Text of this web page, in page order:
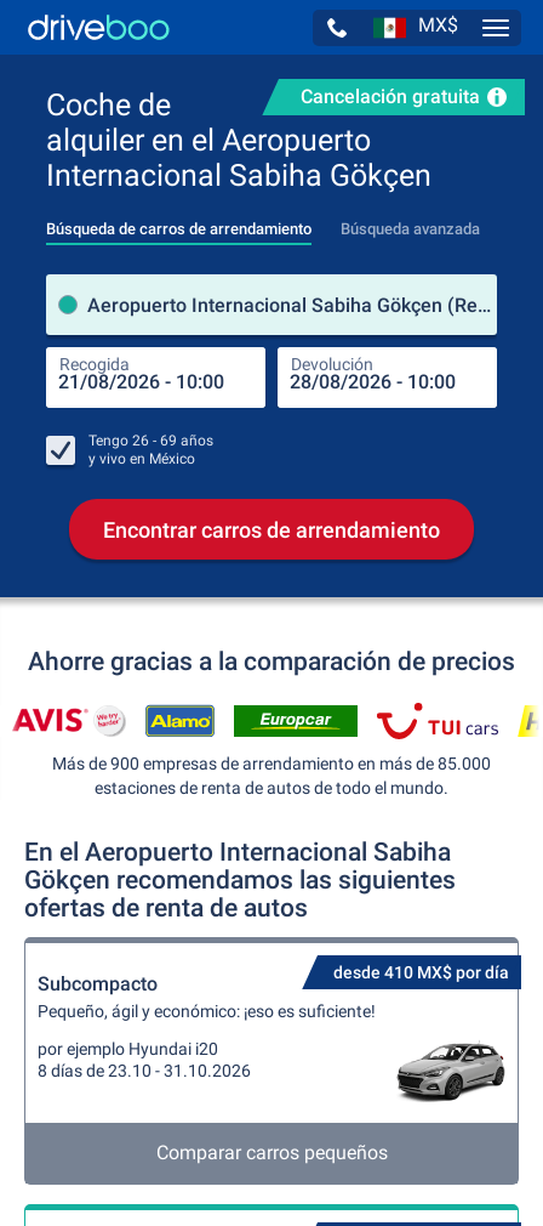
MX$
Cancelación gratuita
Coche de
alquiler en el Aeropuerto
Internacional Sabiha Gökçen
Búsqueda de carros de arrendamiento Búsqueda avanzada
Aeropuerto Internacional Sabiha Gökçen (Región de Mármara / Turquía)
Recogida Devolución
Tengo 26 - 69 años
y vivo en México
Encontrar carros de arrendamiento
Ahorre gracias a la comparación de precios
Más de 900 empresas de arrendamiento en más de 85.000
estaciones de renta de autos de todo el mundo.
En el Aeropuerto Internacional Sabiha
Gökçen recomendamos las siguientes
ofertas de renta de autos
desde 410 MX$ por día
Subcompacto
Pequeño, ágil y económico: ¡eso es suficiente!
por ejemplo Hyundai i20
8 días de 23.10 - 31.10.2026
Comparar carros pequeños